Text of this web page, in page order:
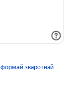
формай зваротнай